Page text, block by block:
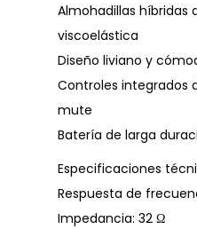
Almohadillas híbridas
viscoelástica
Diseño liviano y
Controles integrados
mute
Batería de larga
Especificaciones
Respuesta de
Impedancia: 32 Ω